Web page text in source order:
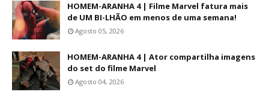
HOMEM-ARANHA 4 | Filme Marvel fatura mais
de UM BI-LHÃO em menos de uma semana!
Agosto 05, 2026
HOMEM-ARANHA 4 | Ator compartilha imagens
do set do filme Marvel
Agosto 04, 2026